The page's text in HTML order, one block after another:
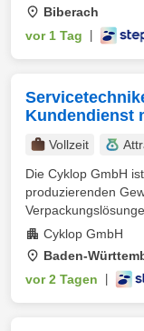
Biberach
vor 1 Tag
Kundendienst
Vollzeit
Die Cyklop GmbH
produzierenden
Cyklop GmbH
Baden-
vor 2 Tagen